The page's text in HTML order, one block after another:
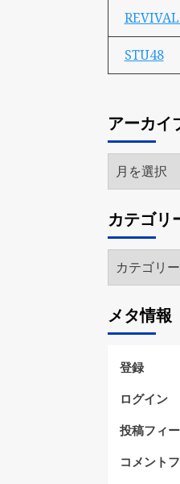
STU48
アーカイ
ア
ー
イ
ブ
カテゴリ
テ
リ
ー
メタ情報
登録
ログイン
投稿フィ
コメント